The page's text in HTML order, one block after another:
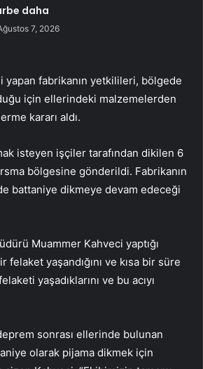
daha
7, 2026
yapan fabrikanın yetkilileri, bölgede
için ellerindeki malzemelerden
kararı aldı.
isteyen işçiler tarafından dikilen 6
bölgesine gönderildi. Fabrikanın
battaniye dikmeye devam edeceği
Muammer Kahveci yaptığı
felaket yaşandığını ve kısa bir süre
yaşadıklarını ve bu acıyı
sonrası ellerinde bulunan
olarak pijama dikmek için